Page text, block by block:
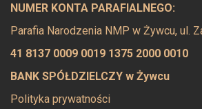
NUMER KONTA PARAFIALNEGO:
Parafia Narodzenia NMP w Żywcu, ul.
41 8137 0009 0019 1375 2000 0010
BANK SPÓŁDZIELCZY w Żywcu
Polityka prywatności